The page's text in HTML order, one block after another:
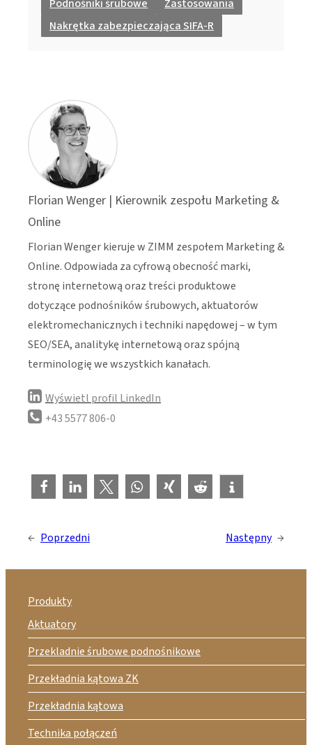
Podnośniki śrubowe
Zastosowania
Nakrętka zabezpieczająca SIFA-R
Florian Wenger | Kierownik zespołu Marketing &
Online
Florian Wenger kieruje w ZIMM zespołem Marketing &
Online. Odpowiada za cyfrową obecność marki,
stronę internetową oraz treści produktowe
dotyczące podnośników śrubowych, aktuatorów
elektromechanicznych i techniki napędowej – w tym
SEO/SEA, analitykę internetową oraz spójną
terminologię we wszystkich kanałach.
Wyświetl profil LinkedIn
+43 5577 806-0
← Poprzedni Następny →
Produkty
Aktuatory
Przekladnie śrubowe podnośnikowe
Przekładnia kątowa ZK
Przekładnia kątowa
Technika połączeń